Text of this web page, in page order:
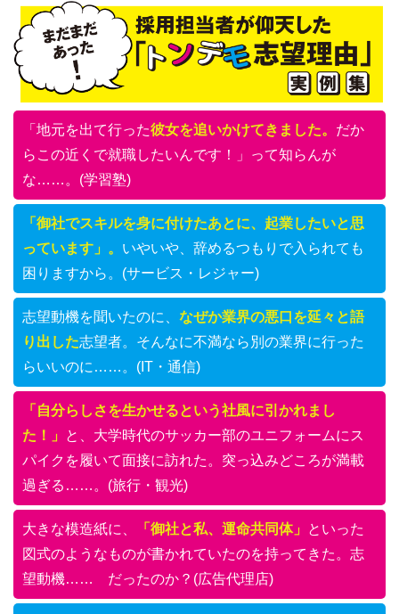
「地元を出て行った彼女を追いかけてきました。 だか
らこの近くで就職したいんです！」って知らんが
な……。(学習塾)
「御社でスキルを身に付けたあとに、起業したいと思
っています」。 いやいや、辞めるつもりで入られても
困りますから。(サービス・レジャー)
志望動機を聞いたのに、 なぜか業界の悪口を延々と語
り出した志望者。そんなに不満なら別の業界に行った
らいいのに……。(IT・通信)
「自分らしさを生かせるという社風に引かれまし
た！」 と、大学時代のサッカー部のユニフォームにス
パイクを履いて面接に訪れた。突っ込みどころが満載
過ぎる……。(旅行・観光)
大きな模造紙に、 「御社と私、運命共同体」 といった
図式のようなものが書かれていたのを持ってきた。志
望動機…… だったのか？(広告代理店)